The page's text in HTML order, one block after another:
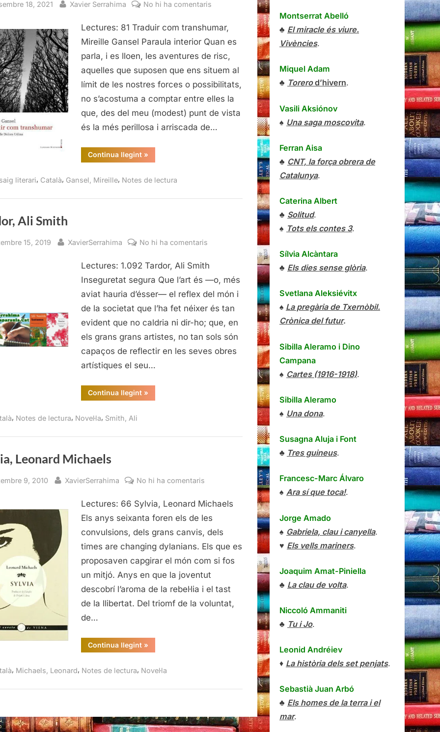
18, 2021 By
Xavier Serrahima No hi ha comentaris
com
transhumar,
Mireille
Muntaner,
2021
Lectures: 81 Traduir com transhumar,
Mireille Gansel Paraula interior Quan es
parla, i es lloen, les aventures de risc,
aquelles que suposen que ens situem al
límit de les nostres forces o possibilitats,
no s’acostuma a comptar entre elles la
que, des del meu (modest) punt de vista
és la més perillosa i arriscada de…
Continua llegint“Traduir
com
Gansel,
»
literari, Català, Gansel, Mireille, Notes de lectura
Ali Smith
15, 2019 By
XavierSerrahima No hi ha comentaris
Ali
Smith
Lectures: 1.092 Tardor, Ali Smith
Inseguretat segura Que l’art és —o, més
aviat hauria d’ésser— el reflex del món i
de la societat que l’ha fet néixer és tan
evident que no caldria ni dir-ho; que, en
els grans grans artistes, no tan sols són
capaços de reflectir en les seves obres
artístiques el seu…
Continua llegint“Tardor,
Ali
»
, Notes de lectura, Novel·la, Smith, Ali
Leonard Michaels
9, 2010 By
XavierSerrahima No hi ha comentaris
Leonard
Michaels
Lectures: 66 Sylvia, Leonard Michaels
Els anys seixanta foren els de les
convulsions, dels grans canvis, dels
times are changing dylanians. Els que es
proposaven capgirar el món com si fos
un mitjó. Anys en que la joventut
descobrí l’aroma de la rebel·lia i el tast
de la llibertat. Del triomf de la voluntat,
de…
Continua llegint“Sylvia,
Leonard
»
, Michaels, Leonard, Notes de lectura, Novel·la
Montserrat Abelló
♣ El miracle és viure.
Vivències.
Miquel Adam
♣ Torerod’hivern.
Vasili Aksiónov
♠ Una saga moscovita.
Ferran Aisa
♣ CNT, la força obrera de
Catalunya.
Caterina Albert
♣ Solitud.
♠ Tots els contes 3.
Sílvia Alcàntara
♣ Els dies sense glòria.
Svetlana Aleksiévitx
♠ La pregària de Txernòbil.
Crònica del futur.
Sibilla Aleramo i Dino
Campana
♠ Cartes (1916-1918).
Sibilla Aleramo
♠ Una dona.
Susagna Aluja i Font
♣ Tres guineus.
Francesc-Marc Álvaro
♠ Ara sí que toca!.
Jorge Amado
♠ Gabriela, clau i canyella.
♥ Els vells mariners.
Joaquim Amat-Piniella
♣ La clau de volta.
Niccoló Ammaniti
♣ Tu i Jo.
Leonid Andréiev
♦ La història dels set penjats.
Sebastià Juan Arbó
♣ Els homes de la terra i el
mar.